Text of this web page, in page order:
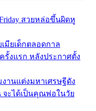
สวยหล่อขึ้นผิดหู
มียเด็กตลอดกาล
งแรก หลังประกาศตั้ง
านแต่งมหาเศรษฐีดัง
จะได้เป็นคุณพ่อในวัย